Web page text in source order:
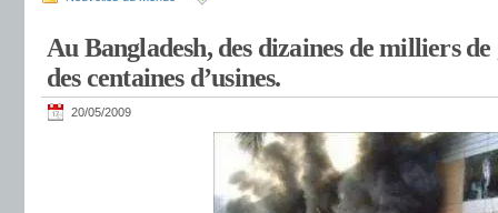
Au Bangladesh, des dizaines de milliers
des centaines d’usines.
20/05/2009